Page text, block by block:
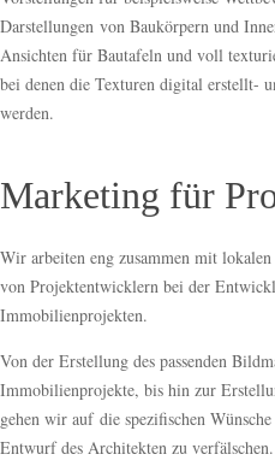
Darstellungen von Baukörpern und
Ansichten für Bautafeln und voll
bei denen die Texturen digital erstellt-
werden.
Marketing für
Wir arbeiten eng zusammen mit
von Projektentwicklern bei der
Immobilienprojekten.
Von der Erstellung des passenden
Immobilienprojekte, bis hin zur
gehen wir auf die spezifischen
Entwurf des Architekten zu verfälschen.